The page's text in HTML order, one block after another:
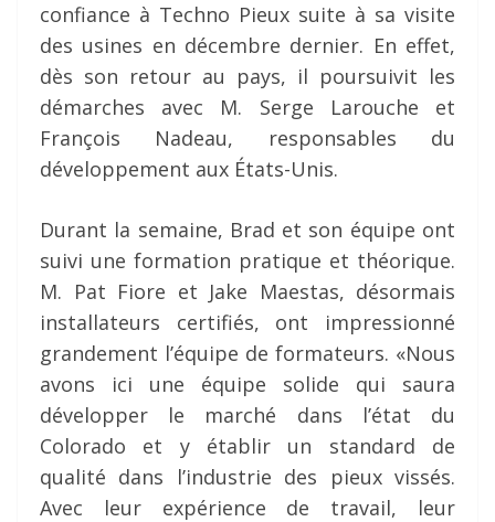
confiance à Techno Pieux suite à sa visite
des usines en décembre dernier. En effet,
dès son retour au pays, il poursuivit les
démarches avec M. Serge Larouche et
François Nadeau, responsables du
développement aux États-Unis.
Durant la semaine, Brad et son équipe ont
suivi une formation pratique et théorique.
M. Pat Fiore et Jake Maestas, désormais
installateurs certifiés, ont impressionné
grandement l’équipe de formateurs. «Nous
avons ici une équipe solide qui saura
développer le marché dans l’état du
Colorado et y établir un standard de
qualité dans l’industrie des pieux vissés.
Avec leur expérience de travail, leur